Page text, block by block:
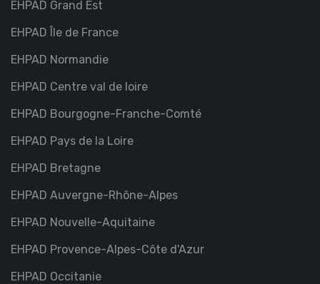
EHPAD Grand Est
EHPAD Île de France
EHPAD Normandie
EHPAD Centre val de loire
EHPAD Bourgogne-Franche-Comté
EHPAD Pays de la Loire
EHPAD Bretagne
EHPAD Auvergne-Rhône-Alpes
EHPAD Nouvelle-Aquitaine
EHPAD Provence-Alpes-Côte d'Azur
EHPAD Occitanie